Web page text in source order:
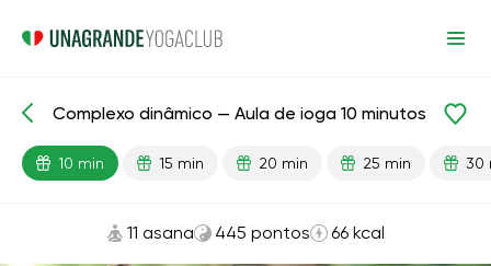
Aulas prontas Energia
Complexo dinâmico — Aula de ioga 10 minutos
10 min 15 min 20 min 25 min 30
11 asana 445 pontos 66 kcal